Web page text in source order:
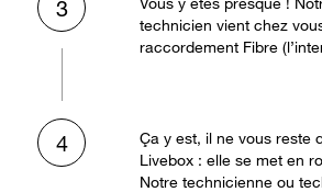
3
technicien vient chez
raccordement Fibre
4
Ça y est, il ne vous reste
Livebox : elle se met en
Notre technicienne ou